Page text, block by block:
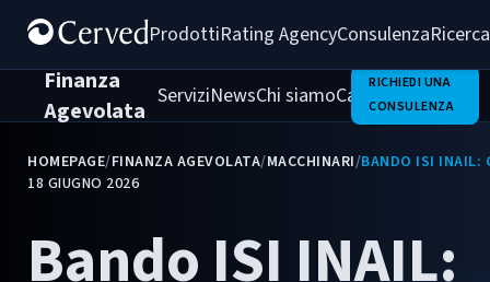
ProdottiRating AgencyConsulenza
Finanza
Agevolata
ServiziNewsChi siamoCasi di successo
RICHIEDI UNA
CONSULENZA
HOMEPAGE/FINANZA AGEVOLATA/MACCHINARI/BANDO ISI INAIL:
18 GIUGNO 2026
Bando ISI INAIL: